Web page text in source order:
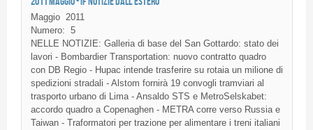
Maggio 2011
Numero: 5
NELLE NOTIZIE: Galleria di base del San Gottardo: stato dei
lavori - Bombardier Transportation: nuovo contratto quadro
con DB Regio - Hupac intende trasferire su rotaia un milione di
spedizioni stradali - Alstom fornirà 19 convogli tramviari al
trasporto urbano di Lima - Ansaldo STS e MetroSelskabet:
accordo quadro a Copenaghen - METRA corre verso Russia e
Taiwan - Traformatori per trazione per alimentare i treni italiani